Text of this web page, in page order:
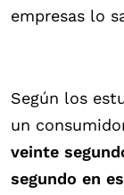
empresas lo
Según los
un
veinte
segundo en